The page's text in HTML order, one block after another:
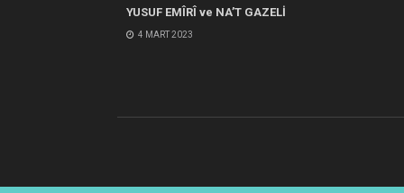
YUSUF EMÎRÎ ve NA’T GAZELİ
4 MART 2023